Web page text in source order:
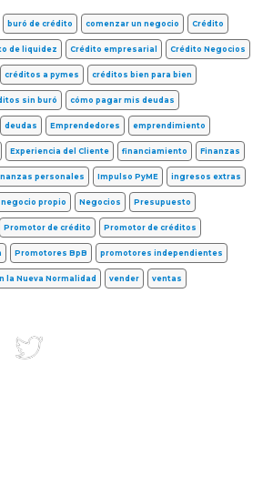
buró de crédito comenzar un negocio Crédito
de liquidez Crédito empresarial Crédito Negocios
créditos a pymes créditos bien para bien
sin buró cómo pagar mis deudas
deudas Emprendedores emprendimiento
Experiencia del Cliente financiamiento Finanzas
personales Impulso PyME ingresos extras
negocio propio Negocios Presupuesto
Promotor de crédito Promotor de créditos
Promotores BpB promotores independientes
la Nueva Normalidad vender ventas